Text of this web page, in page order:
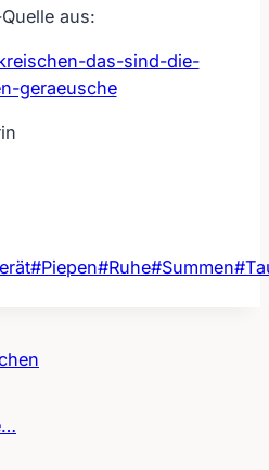
aus:
das-sind-die-
geraeusche
#Piepen#Ruhe#Summen#